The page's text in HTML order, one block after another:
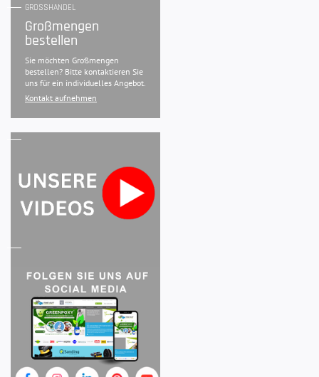
GROSSHANDEL
Großmengen
bestellen
Sie möchten Großmengen
bestellen? Bitte kontaktieren Sie
uns für ein individuelles Angebot.
Kontakt aufnehmen